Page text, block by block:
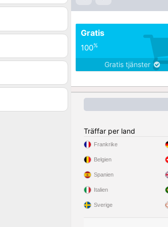
Gratis
100%
Gratis tjänster
Träffar per land
Frankrike
Belgien
Spanien
Italien
Sverige